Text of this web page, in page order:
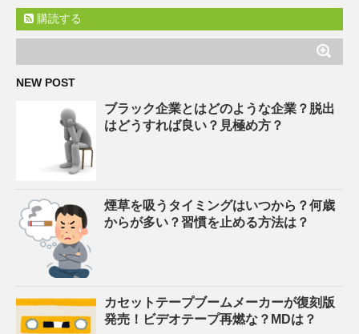
購読する
NEW POST
ブラック企業とはどのような企業？脱出
はどうすれば良い？見極め方？
煙草を吸うタイミングはいつから？何歳
からが多い？習慣を止める方法は？
カセットテープブームメーカーが復刻版
発売！ビデオテープ再燃な？MDは？